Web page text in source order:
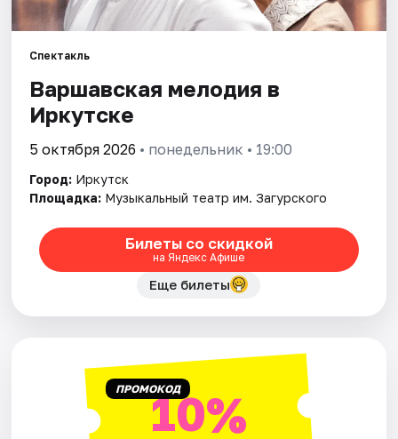
Города
Артисты
Рейтинги
Спектакль
Варшавская мелодия в
Иркутске
5 октября 2026 • понедельник • 19:00
Город: Иркутск
Площадка: Музыкальный театр им. Загурского
Билеты со скидкой
на Яндекс Афише
Еще билеты
ПРОМОКОД10%